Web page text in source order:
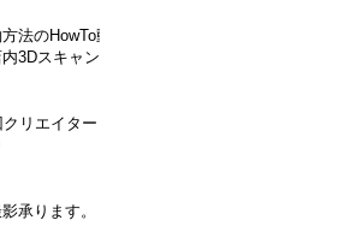
法のHowTo動
3Dスキャン
リエイター
承ります。